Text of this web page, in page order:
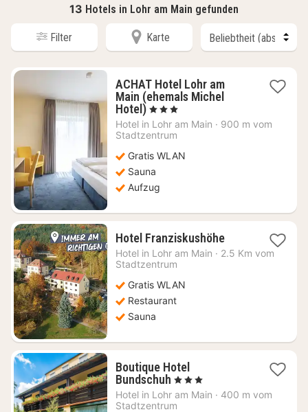
13 Hotels in Lohr am Main gefunden
Filter Karte
ACHAT Hotel Lohr am
Main (ehemals Michel
Hotel)1
Nacht
ab
€
, 3 Sterne
Hotel in Lohr am Main · 900 m vom
Stadtzentrum
Gratis WLAN
Sauna
Aufzug
Hotel Franziskushöhe1
Nacht
Hotel in Lohr am Main · 2.5 Km vom
Stadtzentrum
Gratis WLAN
Restaurant
Sauna
Boutique Hotel
Bundschuh 1
Nacht
ab
, 3 Sterne
Hotel in Lohr am Main · 400 m vom
Stadtzentrum